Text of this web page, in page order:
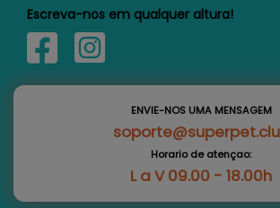
Escreva-nos em qualquer altura!
ENVIE-NOS UMA MENSAGEM
Horario de atençao:
L a V 09.00 - 18.00h